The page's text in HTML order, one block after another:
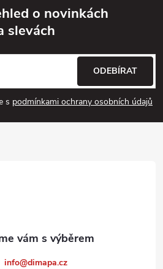
o novinkách
slevách
s podmínkami ochrany osobních údajů
ODEBÍRAT
info@dimapa.cz